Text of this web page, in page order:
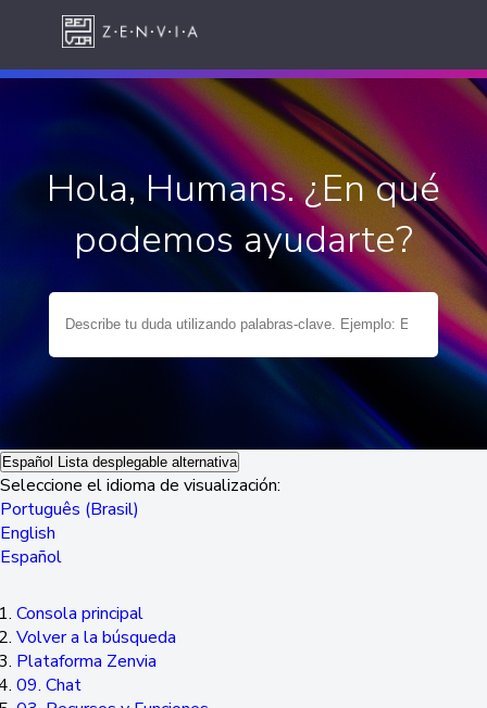
Hola, Humans. ¿En qué
podemos ayudarte?
Español Lista desplegable alternativa
Seleccione el idioma de visualización:
Português (Brasil)
English
Español
Consola principal
Volver a la búsqueda
Plataforma Zenvia
09. Chat